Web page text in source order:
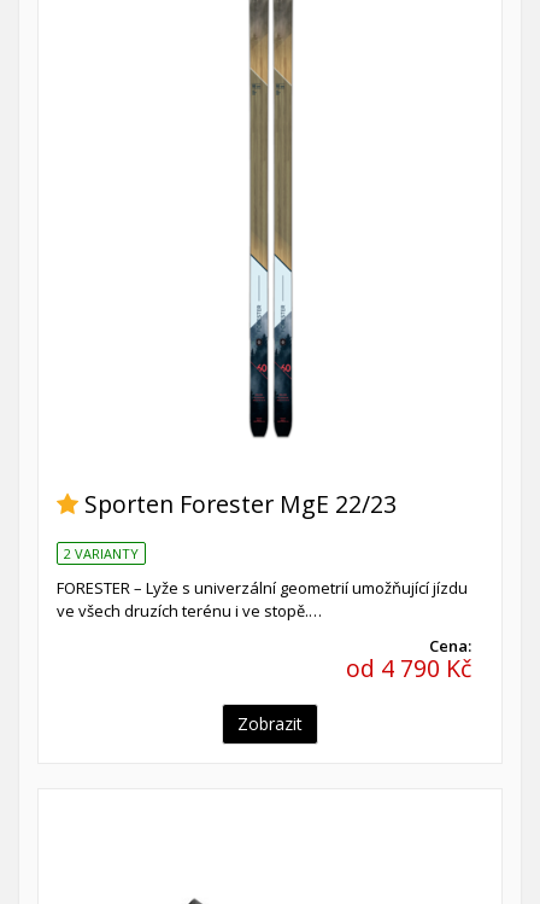
Sporten Forester MgE 22/23
2 VARIANTY
FORESTER – Lyže s univerzální geometrií umožňující jízdu
ve všech druzích terénu i ve stopě.…
Cena:
od 4 790 Kč
Zobrazit